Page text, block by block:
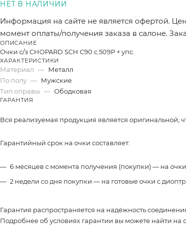
Информация на сайте не является офертой.
момент оплаты/получения заказа в салоне.
ОПИСАНИЕ
Очки с/з CHOPARD SCH С90 c.509P + упс.
ХАРАКТЕРИСТИКИ
Материал — Металл
По полу — Мужские
Тип оправы — Ободковая
ГАРАНТИЯ
Вся реализуемая продукция является оригинальной,
Гарантийный срок на очки составляет:
6 месяцев с момента получения (покупки) — на
2 недели со дня покупки — на готовые очки с
Гарантия распространяется на надёжность
Подробнее об условиях гарантии вы можете найти на